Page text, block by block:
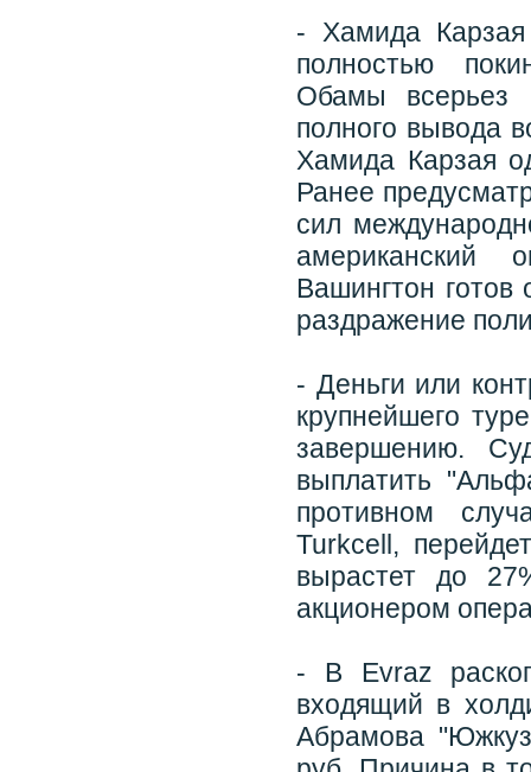
- Хамида
полностью
Обамы всерьез
полного вывода
Хамида Карзая
Ранее
сил
американский
Вашингтон готов
раздражение
- Деньги или
крупнейшего
завершению.
выплатить
противном
Turkcell,
вырастет до
акционером
- В Evraz
входящий в
Абрамова